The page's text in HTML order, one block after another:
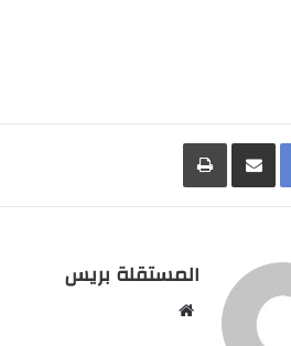
Facebookمشاركة عبر البريد طباعة
المستقلة بريس